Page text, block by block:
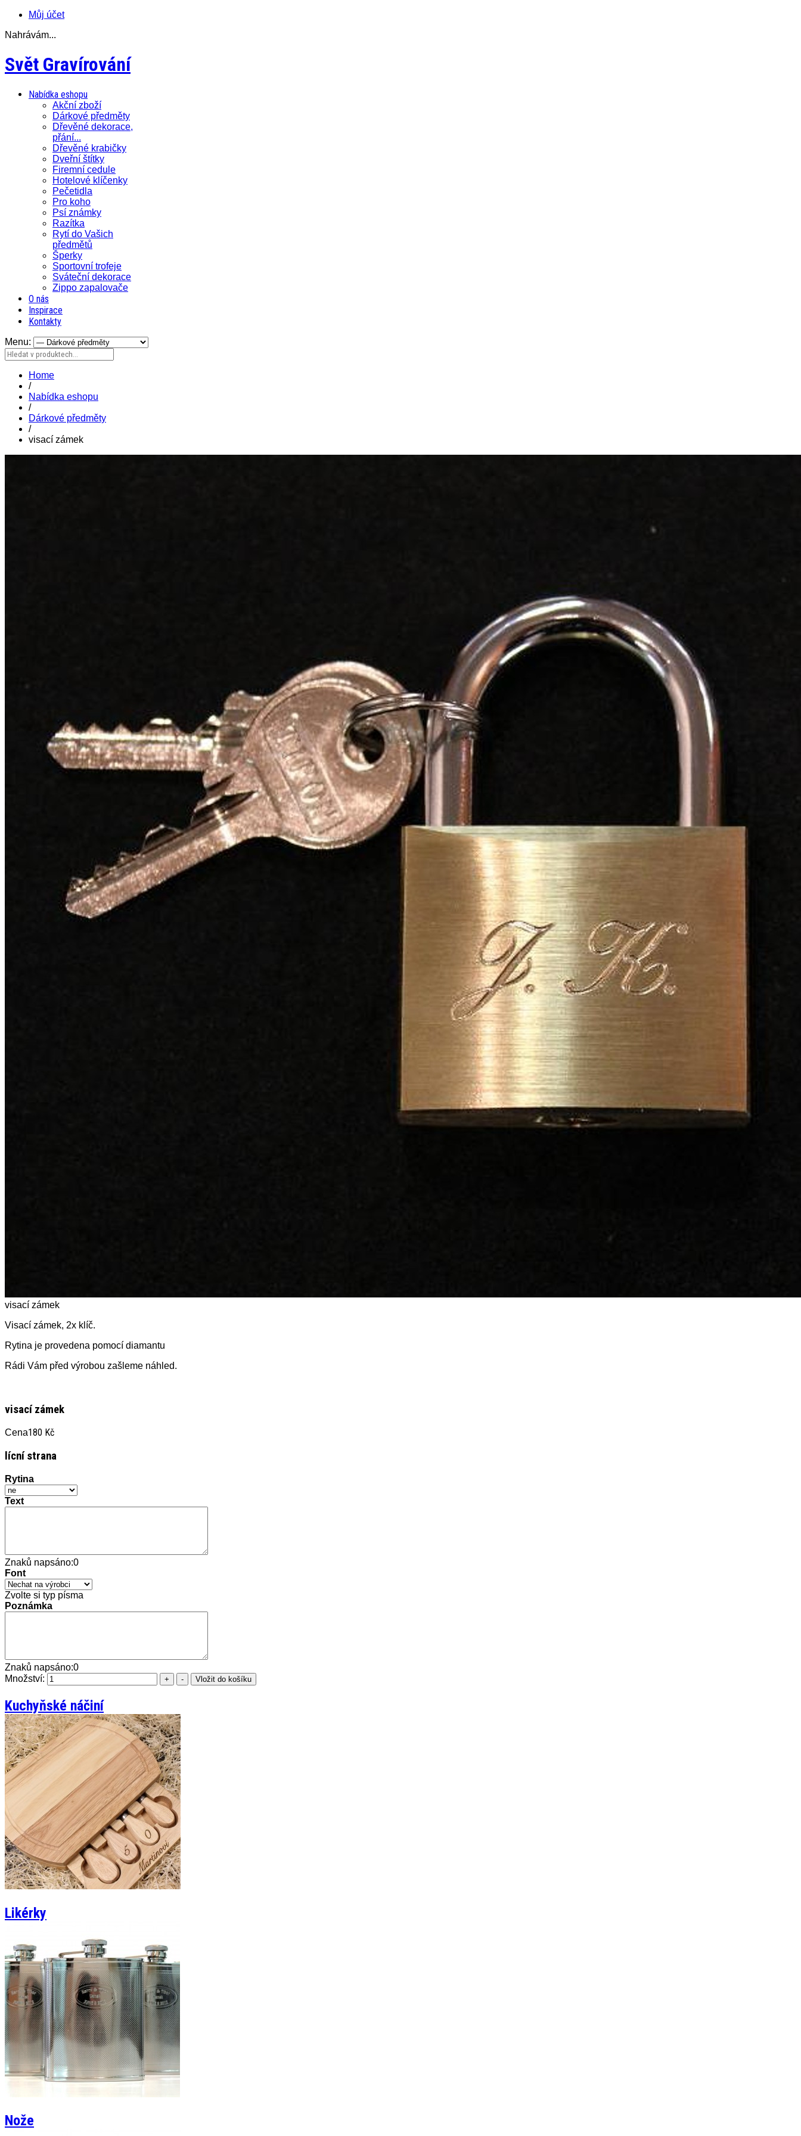
Můj účet
Nahrávám...
Svět Gravírování
Nabídka eshopu
Akční zboží
Dárkové předměty
Dřevěné dekorace,
přání...
Dřevěné krabičky
Dveřní štítky
Firemní cedule
Hotelové klíčenky
Pečetidla
Pro koho
Psí známky
Razítka
Rytí do Vašich
předmětů
Šperky
Sportovní trofeje
Sváteční dekorace
Zippo zapalovače
O nás
Inspirace
Kontakty
Menu:
Home
/
Nabídka eshopu
/
Dárkové předměty
/
visací zámek
visací zámek
Visací zámek, 2x klíč.
Rytina je provedena pomocí diamantu
Rádi Vám před výrobou zašleme náhled.
visací zámek
Cena180 Kč
lícní strana
Rytina
Text
Znaků napsáno:0
Font
Zvolte si typ písma
Poznámka
Znaků napsáno:0
Množství:
Kuchyňské náčiní
Likérky
Nože